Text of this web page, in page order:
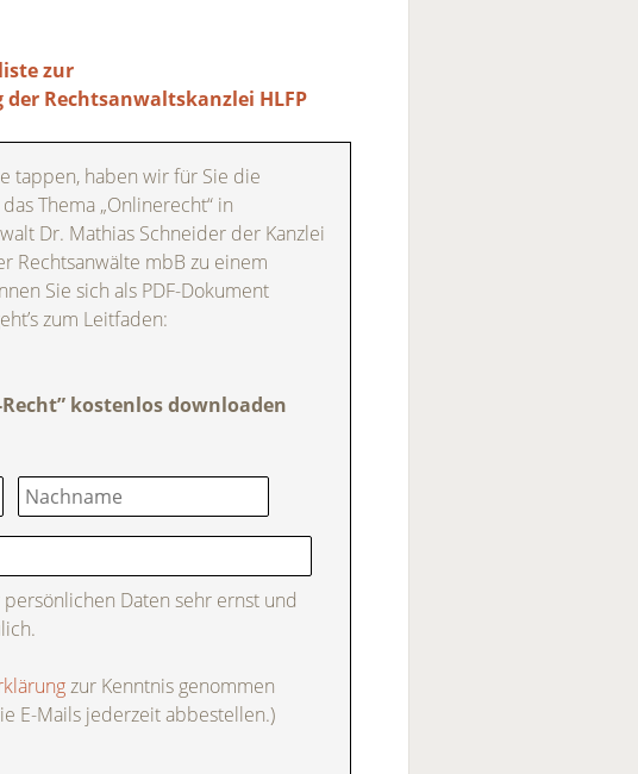
zur
Rechtsanwaltskanzlei HLFP
tappen, haben wir für Sie die
Thema „Onlinerecht“ in
Dr. Mathias Schneider der Kanzlei
Rechtsanwälte mbB zu einem
Sie sich als PDF-Dokument
zum Leitfaden:
kostenlos downloaden
Daten sehr ernst und
zur Kenntnis genommen
E-Mails jederzeit abbestellen.)